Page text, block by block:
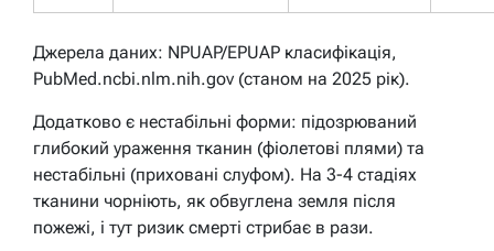
Джерела даних: NPUAP/EPUAP класифікація,
PubMed.ncbi.nlm.nih.gov (станом на 2025 рік).
Додатково є нестабільні форми: підозрюваний
глибокий ураження тканин (фіолетові плями) та
нестабільні (приховані слуфом). На 3-4 стадіях
тканини чорніють, як обвуглена земля після
пожежі, і тут ризик смерті стрибає в рази.